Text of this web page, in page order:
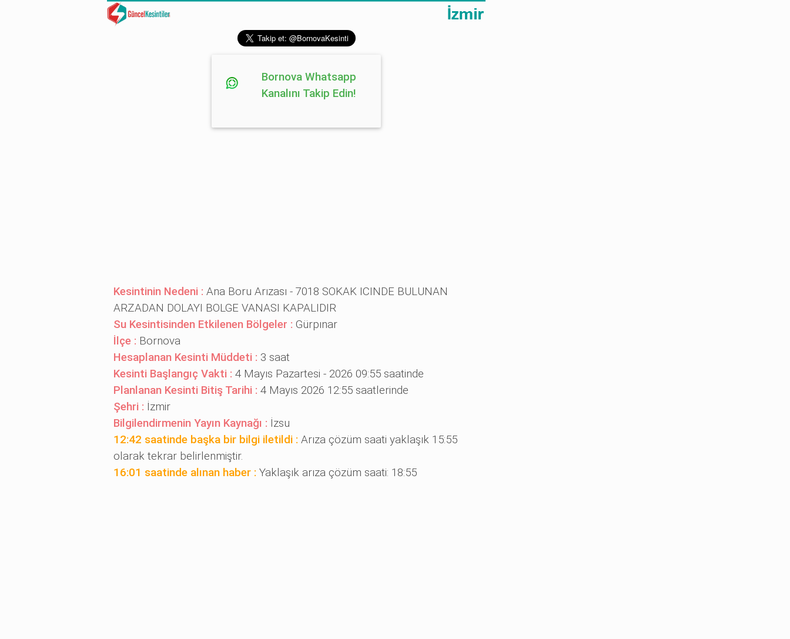
Bornova Whatsapp
Kanalını Takip Edin!
Kesintinin Nedeni : Ana Boru Arızası - 7018 SOKAK ICINDE BULUNAN
ARZADAN DOLAYI BOLGE VANASI KAPALIDIR
Su Kesintisinden Etkilenen Bölgeler : Gürpınar
İlçe : Bornova
Hesaplanan Kesinti Müddeti : 3 saat
Kesinti Başlangıç Vakti : 4 Mayıs Pazartesi - 2026 09:55 saatinde
Planlanan Kesinti Bitiş Tarihi : 4 Mayıs 2026 12:55 saatlerinde
Şehri : İzmir
Bilgilendirmenin Yayın Kaynağı : İzsu
12:42 saatinde başka bir bilgi iletildi : Arıza çözüm saati yaklaşık 15:55
olarak tekrar belirlenmiştir.
16:01 saatinde alınan haber : Yaklaşık arıza çözüm saati: 18:55